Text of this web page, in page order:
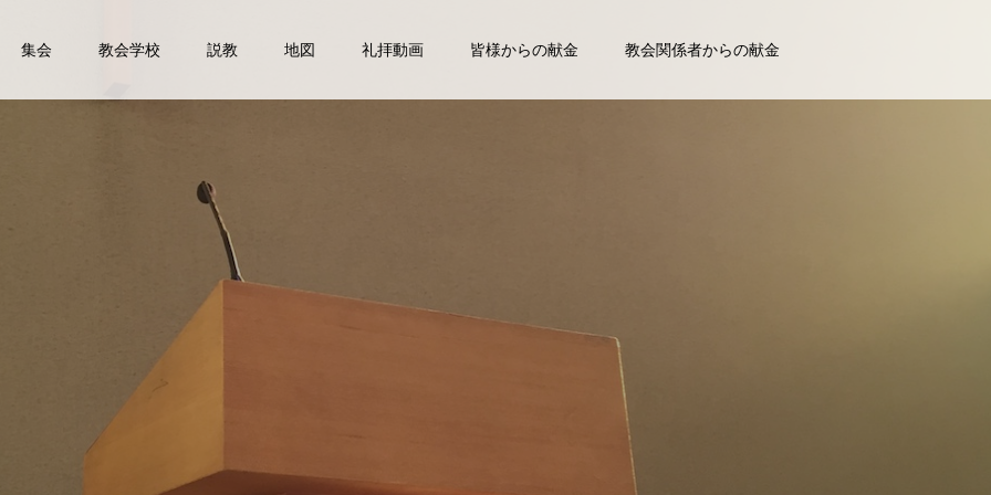
集会 教会学校 説教 地図 礼拝動画 皆様からの献金 教会関係者からの献金